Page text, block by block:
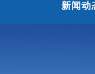
新闻动